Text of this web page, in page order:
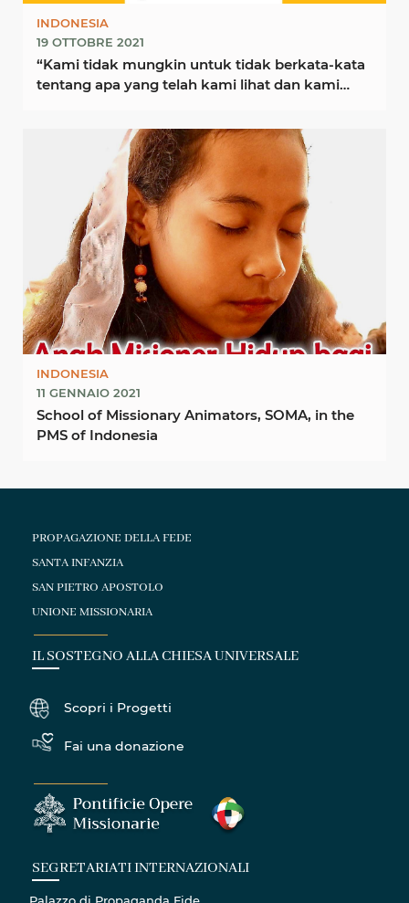
INDONESIA
19 OTTOBRE 2021
“Kami tidak mungkin untuk tidak berkata-kata
tentang apa yang telah kami lihat dan kami
INDONESIA
11 GENNAIO 2021
School of Missionary Animators, SOMA, in the
PMS of Indonesia
PROPAGAZIONE DELLA FEDE
SANTA INFANZIA
SAN PIETRO APOSTOLO
UNIONE MISSIONARIA
IL SOSTEGNO ALLA CHIESA UNIVERSALE
Scopri i Progetti
Fai una donazione
SEGRETARIATI INTERNAZIONALI
Palazzo di Propaganda Fide